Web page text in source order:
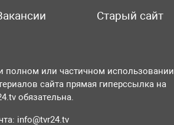
Старый сайт
полном или частичном использовании
сайта прямая гиперссылка на
обязательна.
info@tvr24.tv